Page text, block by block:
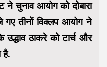
ने चुनाव आयोग को दोबारा
तीनों विक्लप आयोग ने
उद्धाव ठाकरे को टार्च और
है.